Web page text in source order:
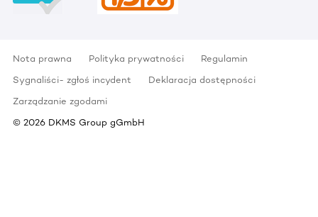
Nota prawna Polityka prywatności
Regulamin
Sygnaliści- zgłoś incydent
Deklaracja dostępności
Zarządzanie zgodami
© 2026 DKMS Group gGmbH